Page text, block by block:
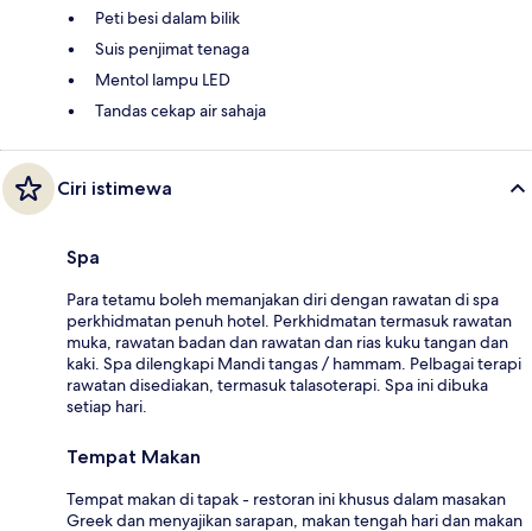
Peti besi dalam bilik
Suis penjimat tenaga
Mentol lampu LED
Tandas cekap air sahaja
Ciri istimewa
Spa
Para tetamu boleh memanjakan diri dengan rawatan di spa
perkhidmatan penuh hotel. Perkhidmatan termasuk rawatan
muka, rawatan badan dan rawatan dan rias kuku tangan dan
kaki. Spa dilengkapi Mandi tangas / hammam. Pelbagai terapi
rawatan disediakan, termasuk talasoterapi. Spa ini dibuka
setiap hari.
Tempat Makan
Tempat makan di tapak - restoran ini khusus dalam masakan
Greek dan menyajikan sarapan, makan tengah hari dan makan